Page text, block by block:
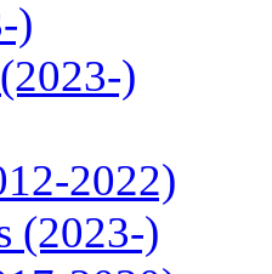
)
)
2022)
(2023-)